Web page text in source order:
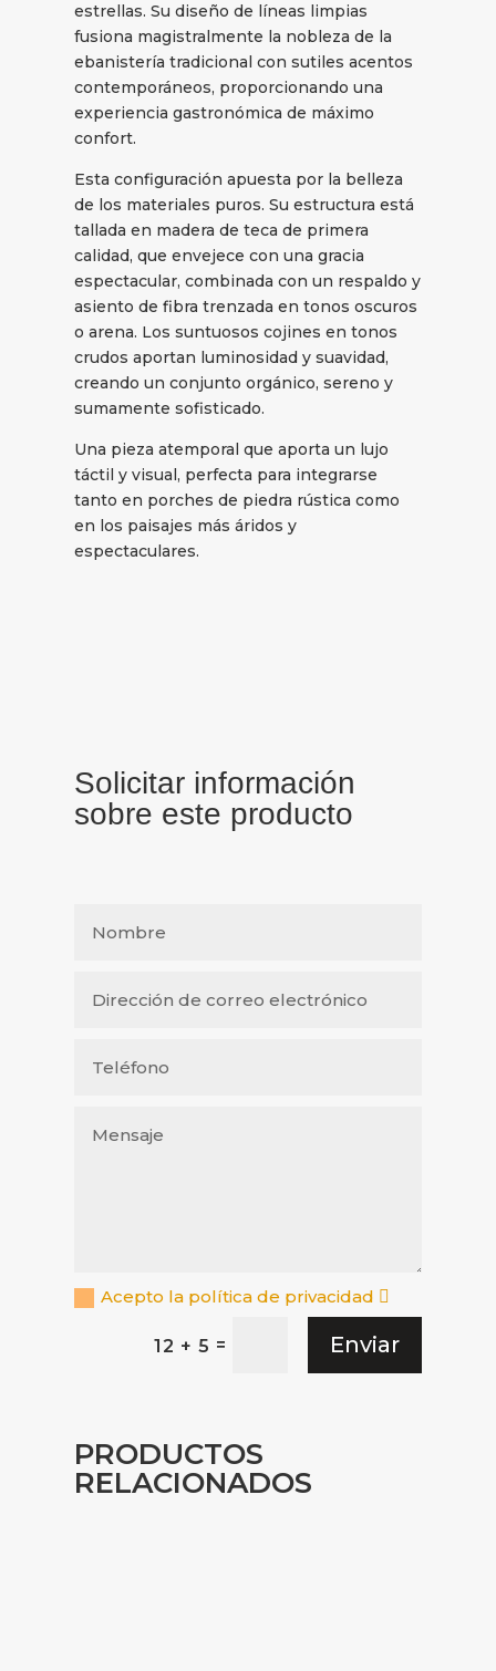
estrellas. Su diseño de líneas limpias
fusiona magistralmente la nobleza de la
ebanistería tradicional con sutiles acentos
contemporáneos, proporcionando una
experiencia gastronómica de máximo
confort.
Esta configuración apuesta por la belleza
de los materiales puros. Su estructura está
tallada en madera de teca de primera
calidad, que envejece con una gracia
espectacular, combinada con un respaldo y
asiento de fibra trenzada en tonos oscuros
o arena. Los suntuosos cojines en tonos
crudos aportan luminosidad y suavidad,
creando un conjunto orgánico, sereno y
sumamente sofisticado.
Una pieza atemporal que aporta un lujo
táctil y visual, perfecta para integrarse
tanto en porches de piedra rústica como
en los paisajes más áridos y
espectaculares.
Solicitar información
sobre este producto
Acepto la política de privacidad
12 + 5 = Enviar
PRODUCTOS
RELACIONADOS